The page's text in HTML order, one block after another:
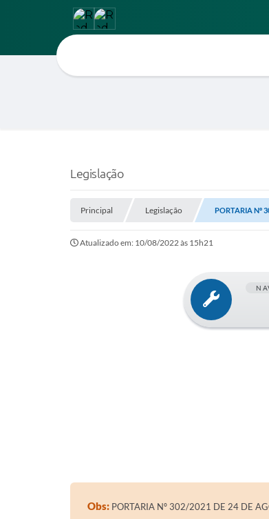
Legislação
Principal Legislação PORTARIA Nº
Atualizado em: 10/08/2022 às 15h21
Obs: PORTARIA Nº 302/2021 DE 24 DE